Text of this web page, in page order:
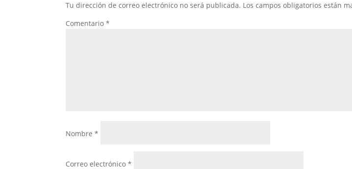
Tu dirección de correo electrónico no será publicada. Los campos obligatorios están
Comentario*
Nombre*
Correo electrónico*